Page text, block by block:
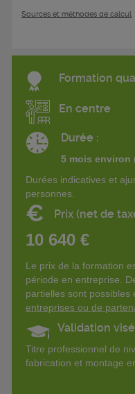
Sources et méthodes de calcul
Formation
En centre
Durée :
5 mois environ
Durées indicatives et
personnes.
€ Prix (net de
10 640 €
Le prix de la formation
période en entreprise.
partielles sont possibles
entreprises ou de
Validation
Titre professionnel de
fabrication et montage